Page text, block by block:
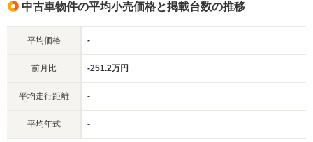
中古車物件の平均小売価格と掲載台数の推移
平均価格 -
前月比 -251.2万円
平均走行距離 -
平均年式 -